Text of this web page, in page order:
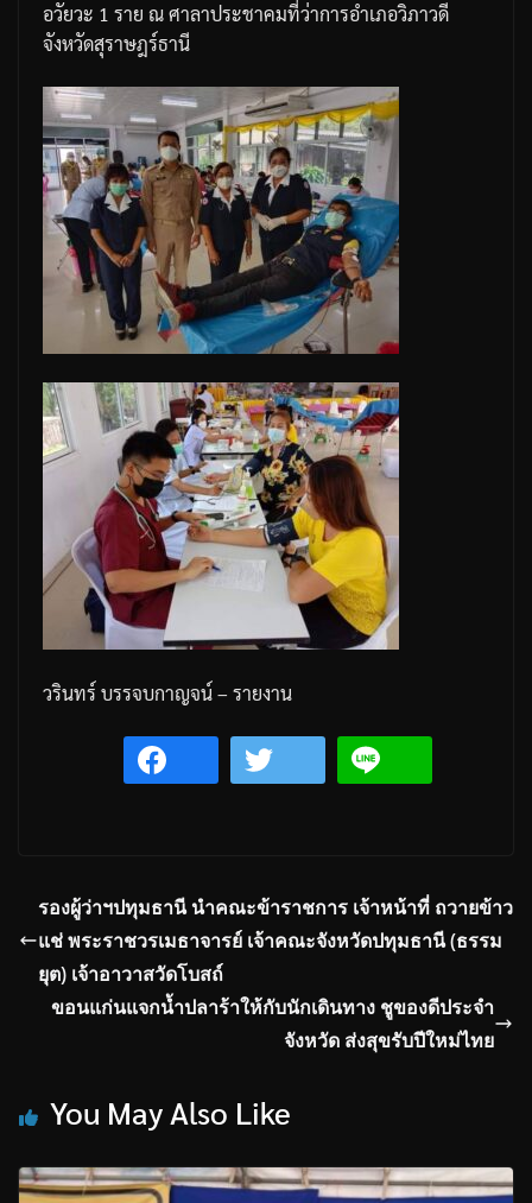
อวัยวะ 1 ราย ณศาลาประชาคมที่ว่าการอำเภอวิภาวดี
จังหวัดสุราษฎร์ธานี
วรินทร์ บรรจบกาญจน์– รายงาน
รองผู้ว่าฯปทุมธานี นำคณะข้าราชการ เจ้าหน้าที่ ถวายข้าว
แช่ พระราชวรเมธาจารย์ เจ้าคณะจังหวัดปทุมธานี (ธรรม
ยุต) เจ้าอาวาสวัดโบสถ์
ขอนแก่นแจกน้ำปลาร้าให้กับนักเดินทาง ชูของดีประจำ
จังหวัด ส่งสุขรับปีใหม่ไทย
You May Also Like